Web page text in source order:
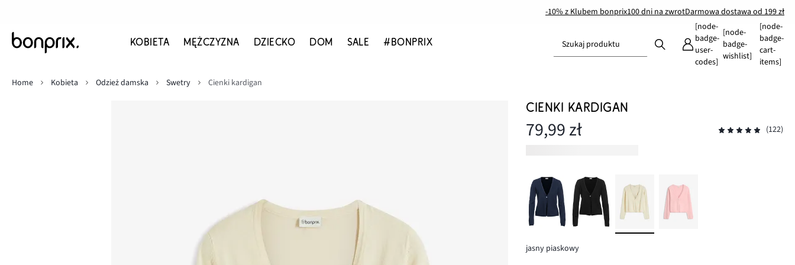
-10% z Klubem bonprix100 dni na zwrotDarmowa dostawa od 199 zł
KOBIETA MĘŻCZYZNA DZIECKO DOM SALE #BONPRIX Szukaj produktu
[node-
badge-
user-
codes]
[node-
badge-
wishlist]
[node-
badge-
cart-
items]
Home
Kobieta Odzież damska Swetry Cienki kardigan
CIENKI KARDIGAN
79,99 zł (122)
jasny piaskowy